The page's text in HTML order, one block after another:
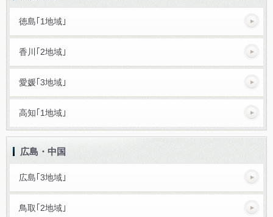
徳島｢1地域｣
香川｢2地域｣
愛媛｢3地域｣
高知｢1地域｣
広島・中国
広島｢3地域｣
鳥取｢2地域｣